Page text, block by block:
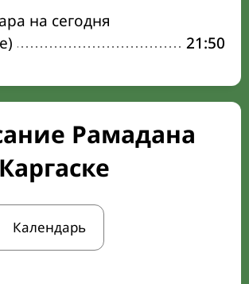
на сегодня
21:50
Рамадана
Календарь